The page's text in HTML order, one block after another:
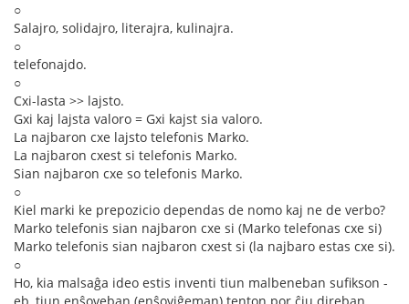
○
Salajro, solidajro, literajra, kulinajra.
○
telefonajdo.
○
Cxi-lasta >> lajsto.
Gxi kaj lajsta valoro = Gxi kajst sia valoro.
La najbaron cxe lajsto telefonis Marko.
La najbaron cxest si telefonis Marko.
Sian najbaron cxe so telefonis Marko.
○
Kiel marki ke prepozicio dependas de nomo kaj ne de verbo?
Marko telefonis sian najbaron cxe si (Marko telefonas cxe si)
Marko telefonis sian najbaron cxest si (la najbaro estas cxe si).
○
Ho, kia malsaĝa ideo estis inventi tiun malbeneban sufikson -